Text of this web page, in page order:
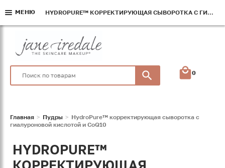
0
Главная Пудры
HydroPure™ корректирующая сыворотка с
гиалуроновой кислотой и CoQ10
HYDROPURE™
МЕНЮ HYDROPURE™ КОРРЕКТИРУЮЩАЯ СЫВОРОТКА С ГИАЛУРОНОВОЙ КИСЛОТОЙ И COQ10
МЕНЮ HYDROPURE™ КОРРЕКТИРУЮЩАЯ СЫВОРОТКА С ГИАЛУРОНОВОЙ КИСЛОТОЙ И COQ10
МЕНЮ HYDROPURE™ КОРРЕКТИРУЮЩАЯ СЫВОРОТКА С ГИАЛУРОНОВОЙ КИСЛОТОЙ И COQ10